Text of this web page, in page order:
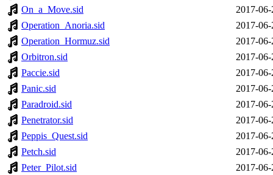
On_a_Move.sid
2017-
Operation_Anoria.sid
2017-
Operation_Hormuz.sid
2017-
Orbitron.sid
2017-
Paccie.sid
2017-
Panic.sid
2017-
Paradroid.sid
2017-
Penetrator.sid
2017-
Peppis_Quest.sid
2017-
Petch.sid
2017-
Peter_Pilot.sid
2017-